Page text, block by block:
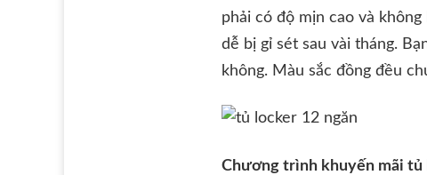
phải có độ mịn cao và
dễ bị gỉ sét sau vài tháng.
không. Màu sắc đồng đều
Chương trình khuyến mãi tủ